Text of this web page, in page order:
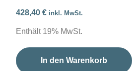
428,40€ inkl. MwSt.
Enthält 19% MwSt.
In den Warenkorb